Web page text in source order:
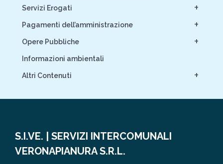
+
Servizi Erogati
+
Pagamenti dell’amministrazione
+
Opere Pubbliche
Informazioni ambientali
+
Altri Contenuti
S.I.VE. | SERVIZI INTERCOMUNALI
VERONAPIANURA S.R.L.